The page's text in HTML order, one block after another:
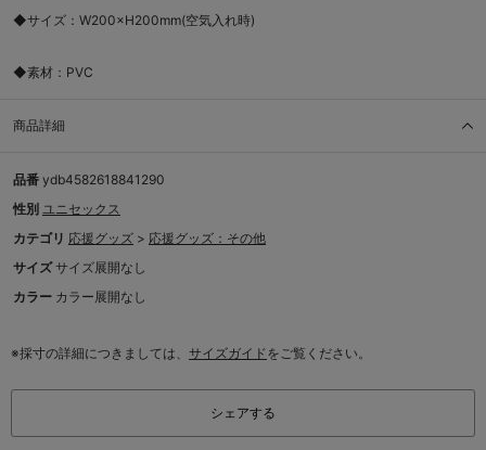
◆サイズ：W200×H200mm(空気入れ時)
◆素材：PVC
商品詳細
品番 ydb4582618841290
性別 ユニセックス
カテゴリ 応援グッズ > 応援グッズ：その他
サイズ サイズ展開なし
カラー カラー展開なし
※採寸の詳細につきましては、 サイズガイドをご覧ください。
シェアする